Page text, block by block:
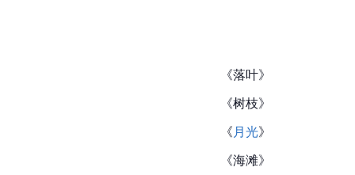
《落叶》
《树枝》
《月光》
《海滩》